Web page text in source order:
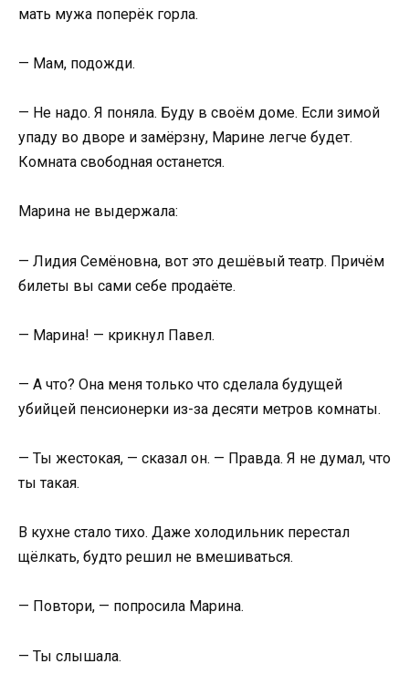
мать мужа поперёк горла.
— Мам, подожди.
— Не надо. Я поняла. Буду в своём доме. Если зимой
упаду во дворе и замёрзну, Марине легче будет.
Комната свободная останется.
Марина не выдержала:
— Лидия Семёновна, вот это дешёвый театр. Причём
билеты вы сами себе продаёте.
— Марина! — крикнул Павел.
— А что? Она меня только что сделала будущей
убийцей пенсионерки из-за десяти метров комнаты.
— Ты жестокая, — сказал он. — Правда. Я не думал, что
ты такая.
В кухне стало тихо. Даже холодильник перестал
щёлкать, будто решил не вмешиваться.
— Повтори, — попросила Марина.
— Ты слышала.